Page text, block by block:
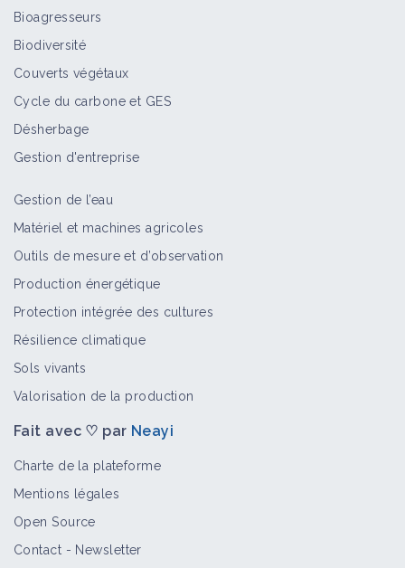
Bioagresseurs
Biodiversité
Couverts végétaux
Cycle du carbone et GES
Désherbage
Gestion d'entreprise
Gestion de l’eau
Matériel et machines agricoles
Outils de mesure et d’observation
Production énergétique
Protection intégrée des cultures
Résilience climatique
Sols vivants
Valorisation de la production
Fait avec ♡ par Neayi
Charte de la plateforme
Mentions légales
Open Source
Contact - Newsletter